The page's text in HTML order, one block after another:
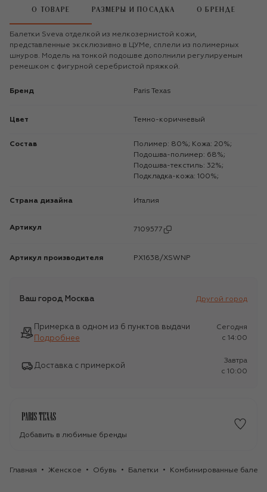
О ТОВАРЕ РАЗМЕРЫ И ПОСАДКА О БРЕНДЕ
Балетки Sveva отделкой из мелкозернистой кожи,
представленные эксклюзивно в ЦУМе, сплели из полимерных
шнуров. Модель на тонкой подошве дополнили регулируемым
ремешком с фигурной серебристой пряжкой.
Бренд Paris Texas
Цвет Темно-коричневый
Состав
Полимер: 80%; Кожа: 20%;
Подошва-полимер: 68%;
Подошва-текстиль: 32%;
Подкладка-кожа: 100%;
Страна дизайна Италия
Артикул 7109577
Артикул производителя PX1638/XSWNP
Ваш город Москва Другой город
Примерка в одном из 6 пунктов выдачи
Подробнее
Сегодня
c 14:00
Доставка с примеркой
Завтра
c 10:00
Добавить в любимые бренды
Главная Женское Обувь Балетки Комбинированные